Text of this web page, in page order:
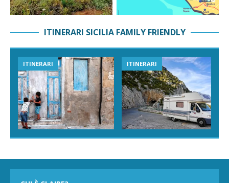
ITINERARI SICILIA FAMILY FRIENDLY
ITINERARI ITINERARI